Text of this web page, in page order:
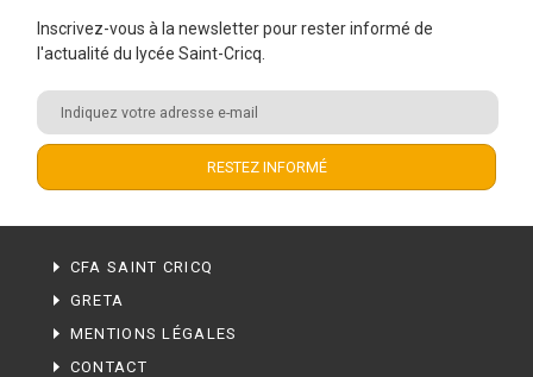
Inscrivez-vous à la newsletter pour rester informé de
l'actualité du lycée Saint-Cricq.
CFA SAINT CRICQ
GRETA
MENTIONS LÉGALES
CONTACT